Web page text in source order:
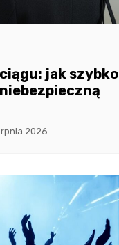
jak szybko
2026